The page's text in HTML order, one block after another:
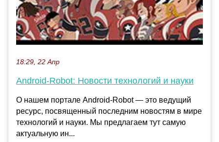
18:29, 22 Апр
Android-Robot: Новости технологий и науки
О нашем портале Android-Robot — это ведущий
ресурс, посвященный последним новостям в мире
технологий и науки. Мы предлагаем тут самую
актуальную ин...